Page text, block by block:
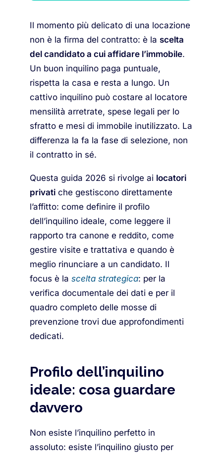
Il momento più delicato di una locazione
non è la firma del contratto: è la scelta
del candidato a cui affidare l’immobile.
Un buon inquilino paga puntuale,
rispetta la casa e resta a lungo. Un
cattivo inquilino può costare al locatore
mensilità arretrate, spese legali per lo
sfratto e mesi di immobile inutilizzato. La
differenza la fa la fase di selezione, non
il contratto in sé.
Questa guida 2026 si rivolge ai locatori
privati che gestiscono direttamente
l’affitto: come definire il profilo
dell’inquilino ideale, come leggere il
rapporto tra canone e reddito, come
gestire visite e trattativa e quando è
meglio rinunciare a un candidato. Il
focus è la scelta strategica: per la
verifica documentale dei dati e per il
quadro completo delle mosse di
prevenzione trovi due approfondimenti
dedicati.
Profilo dell’inquilino
ideale: cosa guardare
davvero
Non esiste l’inquilino perfetto in
assoluto: esiste l’inquilino giusto per